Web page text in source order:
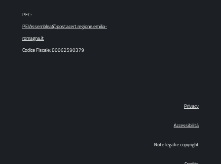
PEC:
PEIAssemblea@postacert.regione.emilia-
romagna.it
Codice Fiscale: 80062590379
Privacy
Accessibilità
Note legali e copyright